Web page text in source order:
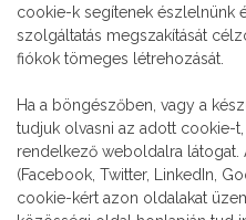
cookie-k segítenek észlelnünk
szolgáltatás megszakítását
fiókok tömeges létrehozását.
Ha a böngészőben, vagy a
tudjuk olvasni az adott cookie-
rendelkező weboldalra
(Facebook, Twitter, LinkedIn,
cookie-kért azon oldalakat